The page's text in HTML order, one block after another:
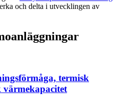
och delta i utvecklingen av
termisk
värmekapacitet